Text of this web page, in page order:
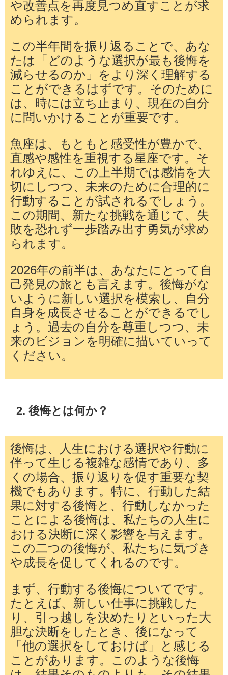
や改善点を再度見つめ直すことが求
められます。
この半年間を振り返ることで、あな
たは「どのような選択が最も後悔を
減らせるのか」をより深く理解する
ことができるはずです。そのために
は、時には立ち止まり、現在の自分
に問いかけることが重要です。
魚座は、もともと感受性が豊かで、
直感や感性を重視する星座です。そ
れゆえに、この上半期では感情を大
切にしつつ、未来のために合理的に
行動することが試されるでしょう。
この期間、新たな挑戦を通じて、失
敗を恐れず一歩踏み出す勇気が求め
られます。
2026年の前半は、あなたにとって自
己発見の旅とも言えます。後悔がな
いように新しい選択を模索し、自分
自身を成長させることができるでし
ょう。過去の自分を尊重しつつ、未
来のビジョンを明確に描いていって
ください。
2. 後悔とは何か？
後悔は、人生における選択や行動に
伴って生じる複雑な感情であり、多
くの場合、振り返りを促す重要な契
機でもあります。特に、行動した結
果に対する後悔と、行動しなかった
ことによる後悔は、私たちの人生に
おける決断に深く影響を与えます。
この二つの後悔が、私たちに気づき
や成長を促してくれるのです。
まず、行動する後悔についてです。
たとえば、新しい仕事に挑戦した
り、引っ越しを決めたりといった大
胆な決断をしたとき、後になって
「他の選択をしておけば」と感じる
ことがあります。このような後悔